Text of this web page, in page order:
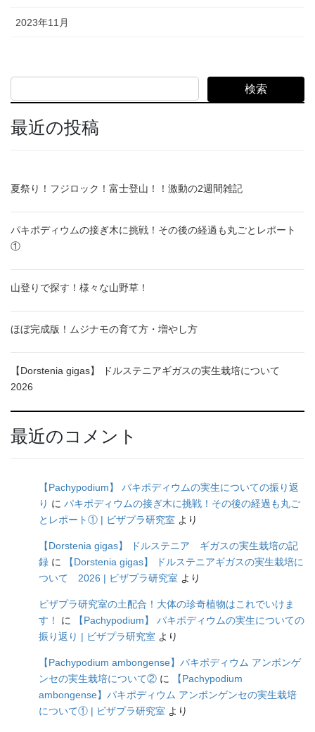
2023年11月
検索
最近の投稿
夏祭り！フジロック！富士登山！！激動の2週間雑記
パキポディウムの接ぎ木に挑戦！その後の経過も丸ごとレポート
①
山登りで探す！様々な山野草！
ほぼ完成版！ムジナモの育て方・増やし方
【Dorstenia gigas】 ドルステニアギガスの実生栽培について
2026
最近のコメント
【Pachypodium】 パキポディウムの実生についての振り返
り に パキポディウムの接ぎ木に挑戦！その後の経過も丸ご
とレポート① | ビザプラ研究室 より
【Dorstenia gigas】 ドルステニア ギガスの実生栽培の記
録 に
【Dorstenia gigas】 ドルステニアギガスの実生栽培に
ついて 2026 | ビザプラ研究室 より
ビザプラ研究室の土配合！大体の珍奇植物はこれでいけま
す！
に
【Pachypodium】 パキポディウムの実生についての
振り返り | ビザプラ研究室 より
【Pachypodium ambongense】パキポディウム アンボンゲ
ンセの実生栽培について② に
【Pachypodium
ambongense】パキポディウム アンボンゲンセの実生栽培
について① | ビザプラ研究室 より